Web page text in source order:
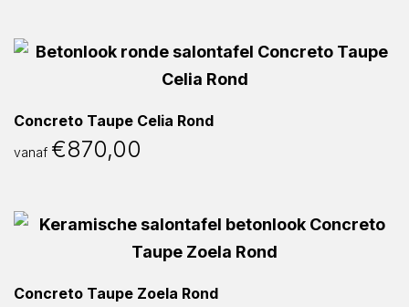
Concreto Taupe Celia Rond
vanaf €870,00
Concreto Taupe Zoela Rond